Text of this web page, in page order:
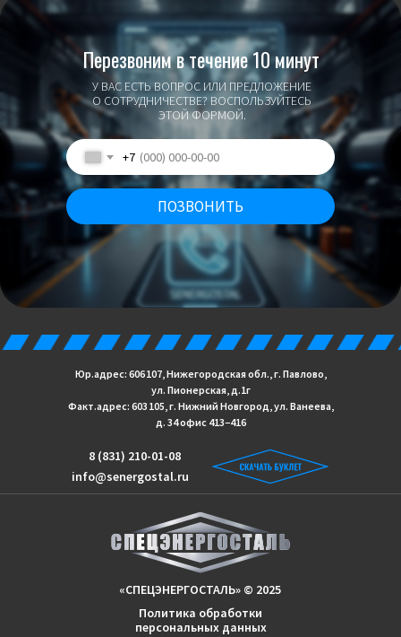
У ВАС ЕСТЬ ВОПРОС ИЛИ ПРЕДЛОЖЕНИЕ
О СОТРУДНИЧЕСТВЕ? ВОСПОЛЬЗУЙТЕСЬ
ЭТОЙ ФОРМОЙ.
Перезвоним в течение 10 минут
+7
ПОЗВОНИТЬ
Политика обработки
персональных данных
«СПЕЦЭНЕРГОСТАЛЬ» © 2025
info@senergostal.ru
8 (831) 210-01-08
Юр.адрес: 606 107, Нижегородская обл., г. Павлово,
ул. Пионерская, д.1г
Факт.адрес: 603 105, г. Нижний Новгород, ул. Ванеева,
д. 34 офис 413−416